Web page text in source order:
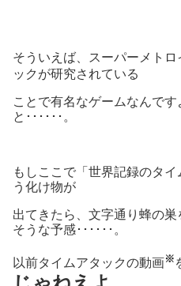
そういえば、スーパーメトロ
ックが研究されている
ことで有名なゲームなんで
と･･････。
もしここで「世界記録のタ
う化け物が
出てきたら、文字通り蜂の
そうな予感･･････。
以前タイムアタックの動画※